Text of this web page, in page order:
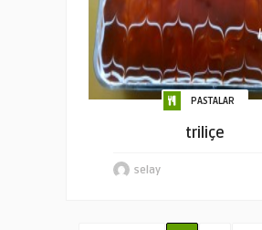
PASTALAR
triliçe
selay